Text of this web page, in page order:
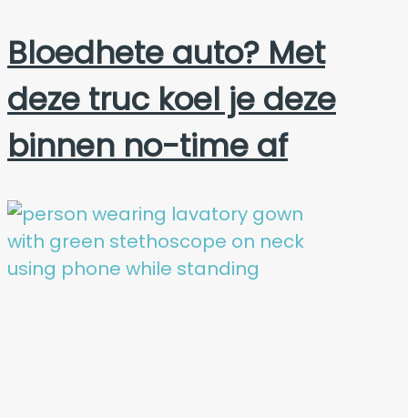
Bloedhete auto? Met
deze truc koel je deze
binnen no-time af